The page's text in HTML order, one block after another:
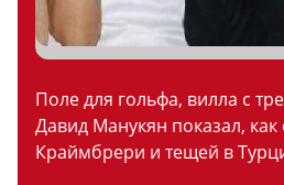
Поле для гольфа, вилла с
Давид Манукян показал,
Краймбрери и тещей в